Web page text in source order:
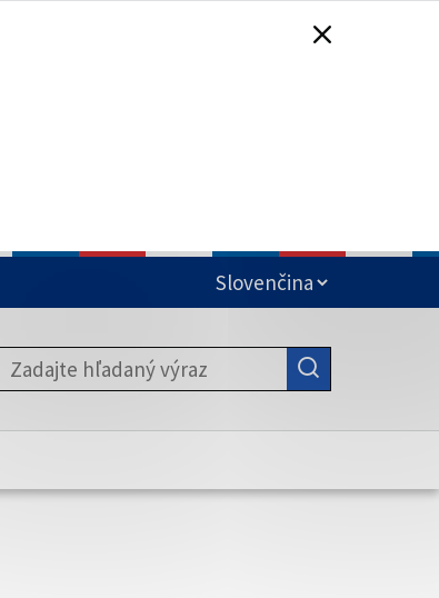
stránka vždy začína
sídla.
OTVORÍ NA NOVEJ KARTE
SA OTVORÍ NA NOVEJ KARTE
SA OTVORÍ NA NOVEJ KARTE